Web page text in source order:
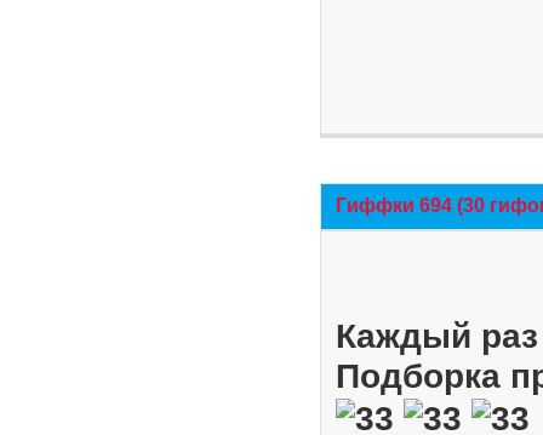
Гиффки 694 (30
Каждый
Подборка